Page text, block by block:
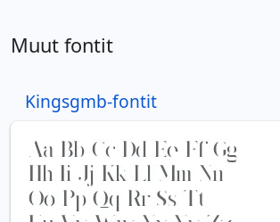
Muut fontit
Kingsgmb-fontit